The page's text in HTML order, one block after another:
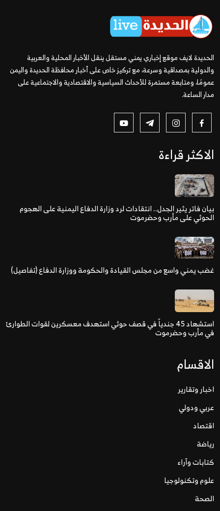
الحديدة لايف موقع إخباري يمني مستقل ينقل الأخبار المحلية والعربية
والدولية بمصداقية وسرعة، مع تركيز خاص على أخبار محافظة الحديدة واليمن
عمومًا، ومتابعة مستمرة للأحداث السياسية والاقتصادية والاجتماعية على
مدار الساعة.
الاكثر قراءة
بيان فاتر يثير الجدل.. انتقادات لرد وزارة الدفاع اليمنية على الهجوم
الحوثي على مأرب وحضرموت
غضب يمني واسع من مجلس القيادة والحكومة ووزارة الدفاع (تفاصيل)
استشهاد 45 جندياً في قصف حوثي استهدف معسكرين لقوات الطوارئ
في مأرب وحضرموت
الاقسام
اخبار وتقارير
عربي ودولي
اقتصاد
رياضة
كتابات وآراء
علوم وتكنولوجيا
الصحة